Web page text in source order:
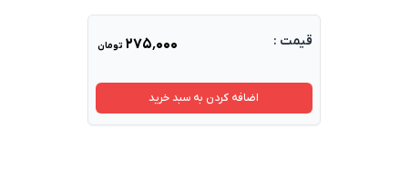
قیمت : ۲۷۵٬۰۰۰ تومان
اضافه کردن به سبد خرید